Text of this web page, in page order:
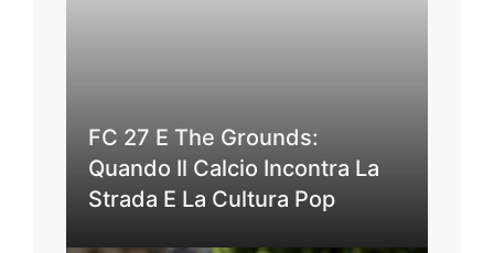
FC 27 E The Grounds:
Quando Il Calcio Incontra La
Strada E La Cultura Pop